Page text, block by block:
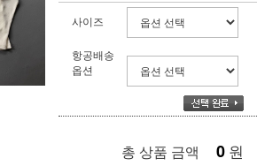
사이즈
항공배송
옵션
총 상품 금액 0 원